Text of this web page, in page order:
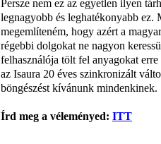
Persze nem ez az egyetlen ilyen
legnagyobb és leghatékonyabb ez.
megemlíteném, hogy azért a
régebbi dolgokat ne nagyon
felhasználója tölt fel anyagokat
az Isaura 20 éves szinkronizált
böngészést kívánunk mindenkinek.
Írd meg a véleményed: ITT